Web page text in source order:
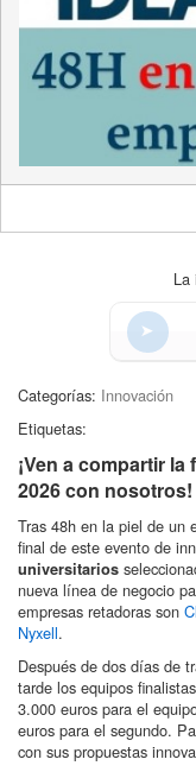
La
Categorías: Innovación
Etiquetas:
¡Ven a compartir la
2026 con nosotros!
Tras 48h en la piel de un
final de este evento de
universitarios
nueva línea de negocio
empresas retadoras son
Nyxell.
Después de dos días de
tarde los equipos
3.000 euros para el
euros para el segundo.
con sus propuestas